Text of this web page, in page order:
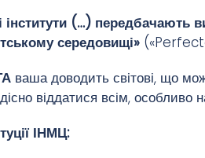
інститути (…) передбачають
середовищі»
ваша доводить світові, що
віддатися всім,
ІНМЦ: